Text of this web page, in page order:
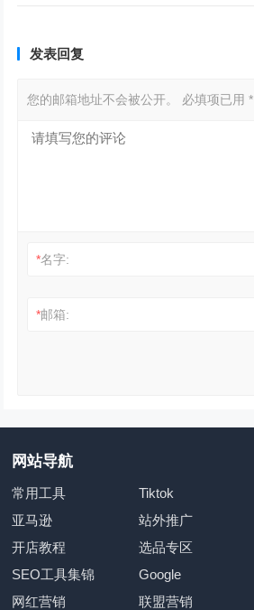
发表回复
您的邮箱地址不会被公开。 必填项已用*
*名字:
*邮箱:
网站导航
常用工具 Tiktok
亚马逊
站外推广
开店教程
选品专区
SEO工具集锦
Google
网红营销
联盟营销